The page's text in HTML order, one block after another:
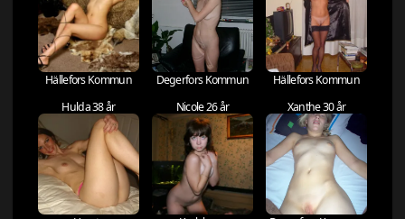
Hällefors Kommun Degerfors Kommun
Hällefors Kommun
Hulda 38 år
Nicole 26 år Xanthe 30 år